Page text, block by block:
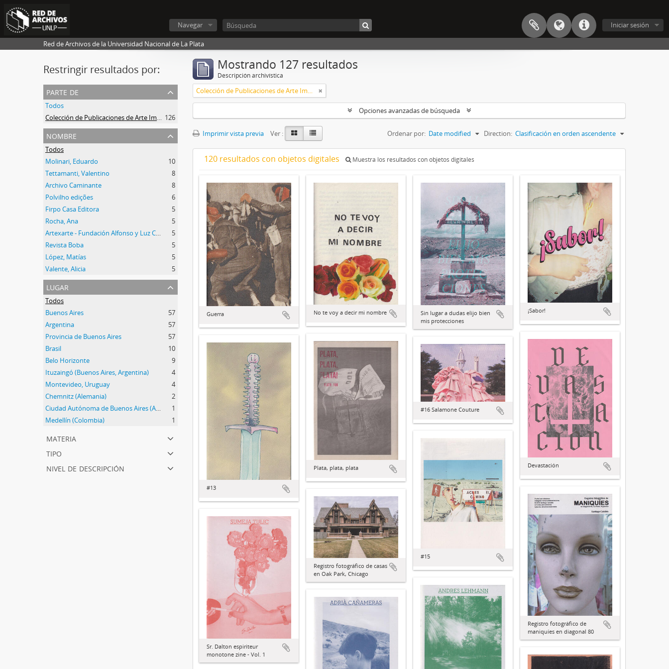
Iniciar sesión
Navegar
Red de Archivos de la Universidad Nacional de La Plata
Restringir resultados por:
parte de
Todos
Colección de Publicaciones de Arte Impreso 126
nombre
Todos
Molinari, Eduardo
10
Tettamanti, Valentino
8
Archivo Caminante
8
Polvilho edições
6
Firpo Casa Editora
5
Rocha, Ana
5
Artexarte - Fundación Alfonso y Luz Castillo
5
Revista Boba
5
López, Matías
5
Valente, Alicia
5
lugar
Todos
Buenos Aires
57
Argentina
57
Provincia de Buenos Aires
57
Brasil
10
Belo Horizonte
9
Ituzaingó (Buenos Aires, Argentina)
4
Montevideo, Uruguay
4
Chemnitz (Alemania)
2
Ciudad Autónoma de Buenos Aires (Argentina)
1
Medellín (Colombia)
1
materia
tipo
nivel de descripción
Mostrando 127 resultados
Descripción archivística
Colección de Publicaciones de Arte Impreso
Opciones avanzadas de búsqueda
Imprimir vista previa Ver : Ordenar por: Date modified Direction: Clasificación en orden ascendente
120 resultados con objetos digitales Muestra los resultados con objetos digitales
Guerra No te voy a decir mi nombre
Sin lugar a dudas elijo bien
mis protecciones
¡Sabor!
Devastación
Plata, plata, plata
#13
#16 Salamone Couture
#15
Registro fotográfico de
maniquíes en diagonal 80
Registro fotográfico de casas
en Oak Park, Chicago
Sr. Dalton espiriteur
monotone zine - Vol. 1